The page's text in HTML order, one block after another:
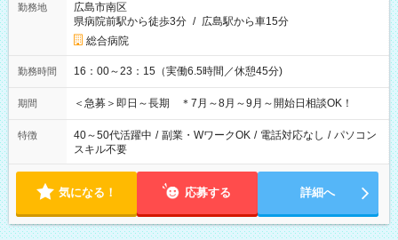
勤務地
広島市南区
県病院前駅から徒歩3分 / 広島駅から車15分
総合病院
勤務時間 16：00～23：15（実働6.5時間／休憩45分)
期間 ＜急募＞即日～長期 ＊7月～8月～9月～開始日相談OK！
特徴 40～50代活躍中 / 副業・WワークOK / 電話対応なし / パソコン
スキル不要
気になる！ 応募する 詳細へ